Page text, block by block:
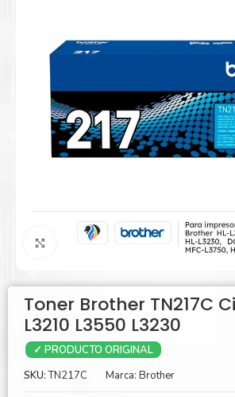
Agrandar
Toner Brother TN217C
L3210 L3550 L3230
✓ PRODUCTO ORIGINAL
SKU:TN217C Marca: Brother